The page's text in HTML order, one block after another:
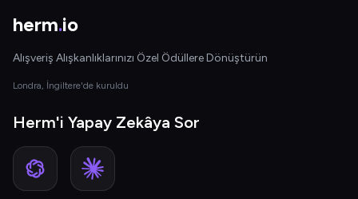
herm.io
Alışveriş Alışkanlıklarınızı Özel Ödüllere Dönüştürün
Londra, İngiltere'de kuruldu
Herm'i Yapay Zekâya Sor